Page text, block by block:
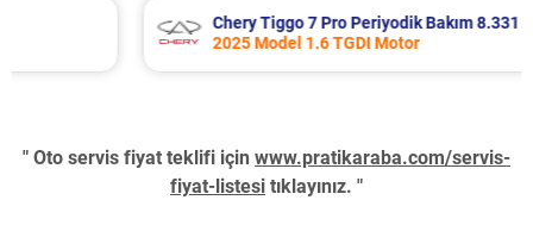
Chery Tiggo 7 Pro Periyodik Bakım 8.331 TL
2025 Model 1.6 TGDI Motor
" Oto servis fiyat teklifi için www.pratikaraba.com/servis-
fiyat-listesi tıklayınız. "